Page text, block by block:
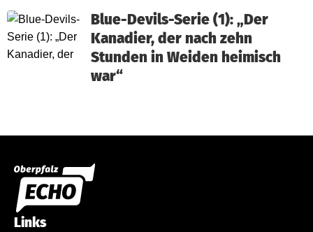
Blue-Devils-Serie (1): „Der
Kanadier, der nach zehn
Stunden in Weiden heimisch
war“
Links